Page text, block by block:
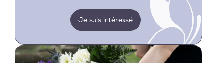
Je suis intéressé